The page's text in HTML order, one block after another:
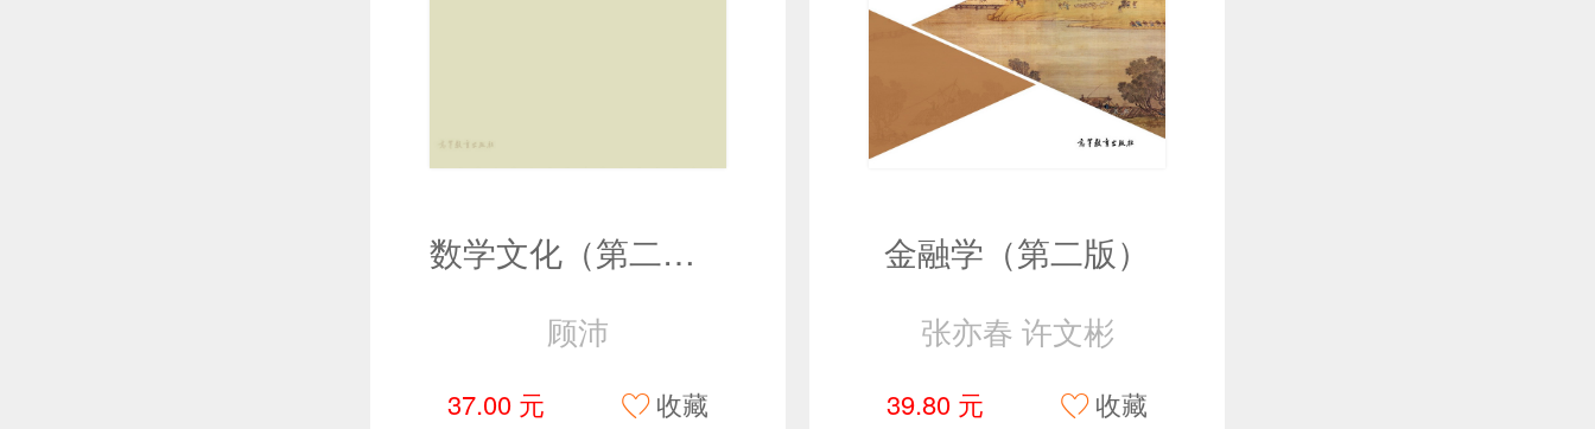
数学文化（第二版）
顾沛
37.00 元 收藏
金融学（第二版）
张亦春 许文彬
39.80 元 收藏